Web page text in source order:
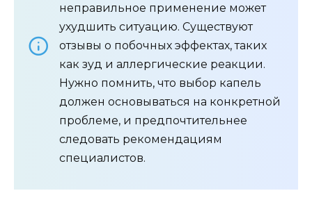
неправильное применение может
ухудшить ситуацию. Существуют
отзывы о побочных эффектах, таких
как зуд и аллергические реакции.
Нужно помнить, что выбор капель
должен основываться на конкретной
проблеме, и предпочтительнее
следовать рекомендациям
специалистов.